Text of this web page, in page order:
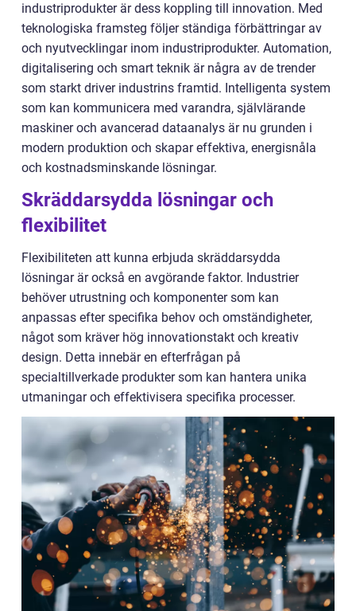
industriprodukter är dess koppling till innovation. Med
teknologiska framsteg följer ständiga förbättringar av
och nyutvecklingar inom industriprodukter. Automation,
digitalisering och smart teknik är några av de trender
som starkt driver industrins framtid. Intelligenta system
som kan kommunicera med varandra, självlärande
maskiner och avancerad dataanalys är nu grunden i
modern produktion och skapar effektiva, energisnåla
och kostnadsminskande lösningar.
Skräddarsydda lösningar och
flexibilitet
Flexibiliteten att kunna erbjuda skräddarsydda
lösningar är också en avgörande faktor. Industrier
behöver utrustning och komponenter som kan
anpassas efter specifika behov och omständigheter,
något som kräver hög innovationstakt och kreativ
design. Detta innebär en efterfrågan på
specialtillverkade produkter som kan hantera unika
utmaningar och effektivisera specifika processer.